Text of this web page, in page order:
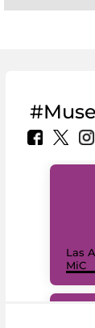
Las
MiC